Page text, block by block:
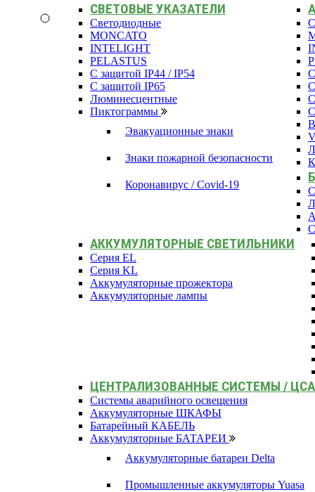
СВЕТОВЫЕ УКАЗАТЕЛИ
Светодиодные
MONCATO
INTELIGHT
PELASTUS
С защитой IP44 / IP54
С защитой IP65
Люминесцентные
Пиктограммы
Эвакуационные знаки
Знаки пожарной безопасности
Коронавирус / Covid-19
АККУМУЛЯТОРНЫЕ СВЕТИЛЬНИКИ
Серия EL
Серия KL
Аккумуляторные прожектора
Аккумуляторные лампы
ЦЕНТРАЛИЗОВАННЫЕ СИСТЕМЫ /
Системы аварийного освещения
Аккумуляторные ШКАФЫ
Батарейный КАБЕЛЬ
Аккумуляторные БАТАРЕИ
Аккумуляторные батареи Delta
Промышленные аккумуляторы Yuasa